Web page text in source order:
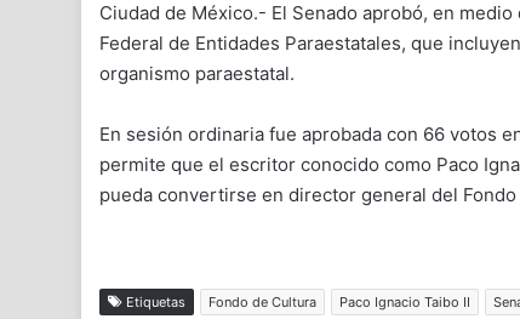
Ciudad de México.- El Senado aprobó, en
Federal de Entidades Paraestatales, que
organismo paraestatal.
En sesión ordinaria fue aprobada con 66 votos
permite que el escritor conocido como Paco
pueda convertirse en director general del Fondo
Etiquetas Fondo de Cultura Paco Ignacio Taibo II